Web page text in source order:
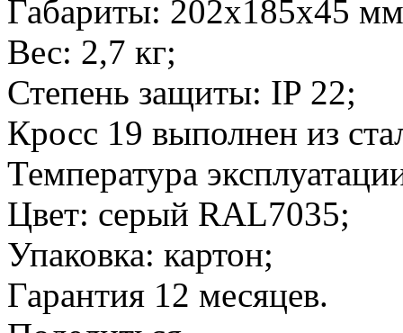
Габариты: 202х185х45
Вес: 2,7 кг;
Степень защиты: IP 22;
Кросс 19 выполнен из
Температура
Цвет: серый RAL7035;
Упаковка: картон;
Гарантия 12 месяцев.